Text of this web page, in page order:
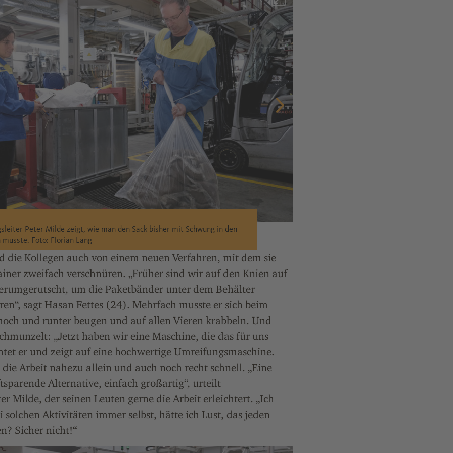
Peter Milde zeigt, wie man den Sack bisher mit Schwung in den
Foto: Florian Lang
die Kollegen auch von einem neuen Verfahren, mit dem sie
zweifach verschnüren. „Früher sind wir auf den Knien auf
um die Paketbänder unter dem Behälter
sagt Hasan Fettes (24). Mehrfach musste er sich beim
und runter beugen und auf allen Vieren krabbeln. Und
„Jetzt haben wir eine Maschine, die das für uns
er und zeigt auf eine hochwertige Umreifungsmaschine.
Arbeit nahezu allein und auch noch recht schnell. „Eine
Alternative, einfach großartig“, urteilt
Milde, der seinen Leuten gerne die Arbeit erleichtert. „Ich
solchen Aktivitäten immer selbst, hätte ich Lust, das jeden
Sicher nicht!“